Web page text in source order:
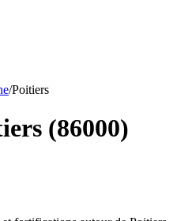
/Poitiers
(86000)